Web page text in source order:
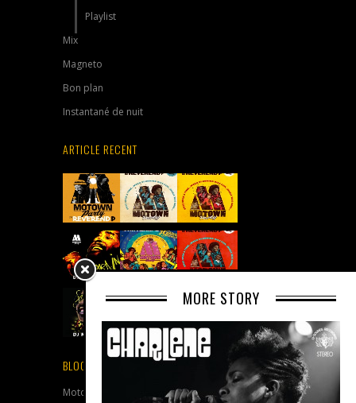
MORE STORY
Playlist
Mix
Magneto
Bon plan
Instantané de nuit
ARTICLE RECENT
BLOGROLL
Motown Party